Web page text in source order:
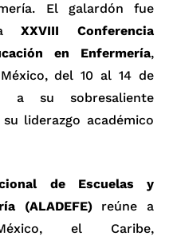
El galardón fue
laXXVIII Conferencia
en Enfermería,
del 10 al 14 de
a su sobresaliente
liderazgo académico
de Escuelas y
(ALADEFE)reúne a
el Caribe,